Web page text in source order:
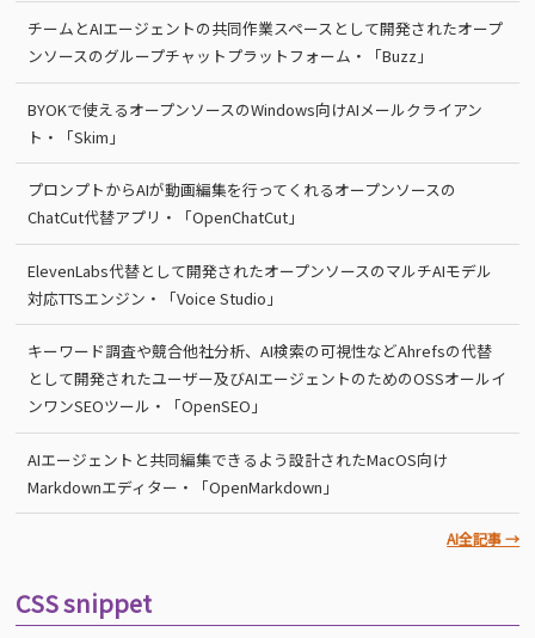
チームとAIエージェントの共同作業スペースとして開発されたオープ
ンソースのグループチャットプラットフォーム・「Buzz」
BYOKで使えるオープンソースのWindows向けAIメールクライアン
ト・「Skim」
プロンプトからAIが動画編集を行ってくれるオープンソースの
ChatCut代替アプリ・「OpenChatCut」
ElevenLabs代替として開発されたオープンソースのマルチAIモデル
対応TTSエンジン・「Voice Studio」
キーワード調査や競合他社分析、AI検索の可視性などAhrefsの代替
として開発されたユーザー及びAIエージェントのためのOSSオールイ
ンワンSEOツール・「OpenSEO」
AIエージェントと共同編集できるよう設計されたMacOS向け
Markdownエディター・「OpenMarkdown」
AI全記事 →
CSS snippet